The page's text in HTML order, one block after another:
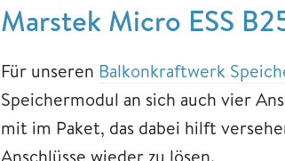
Marstek Micro ESS
Für unseren Balkonkraftwerk
Speichermodul an sich auch vier
mit im Paket, das dabei hilft